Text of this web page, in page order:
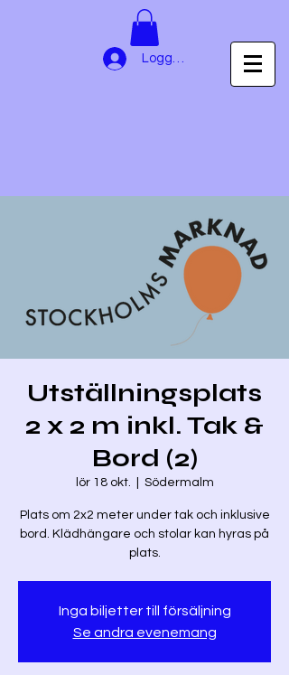
Logga in
Utställningsplats
2 x 2 m inkl. Tak &
Bord (2)
lör 18 okt. Södermalm
Plats om 2x2 meter under tak och inklusive
bord. Klädhängare och stolar kan hyras på
plats.
Inga biljetter till försäljning
Se andra evenemang